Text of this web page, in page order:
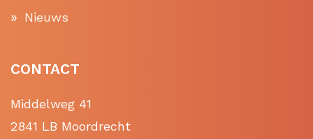
Nieuws
CONTACT
Middelweg 41
2841 LB Moordrecht